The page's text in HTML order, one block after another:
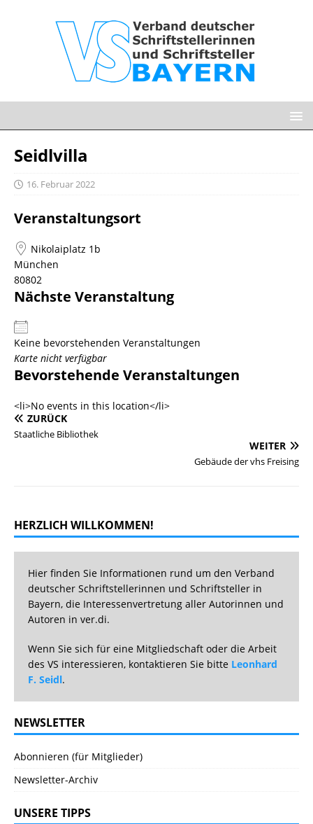
Seidlvilla
16. Februar 2022
Veranstaltungsort
Nikolaiplatz 1b
München
80802
Nächste Veranstaltung
Keine bevorstehenden Veranstaltungen
Karte nicht verfügbar
Bevorstehende Veranstaltungen
<li>No events in this location</li>
ZURÜCK
Staatliche Bibliothek
WEITER
Gebäude der vhs Freising
HERZLICH WILLKOMMEN!
Hier finden Sie Informationen rund um den Verband
deutscher Schriftstellerinnen und Schriftsteller in
Bayern, die Interessenvertretung aller Autorinnen und
Autoren in ver.di.
Wenn Sie sich für eine Mitgliedschaft oder die Arbeit
des VS interessieren, kontaktieren Sie bitte Leonhard
F. Seidl.
NEWSLETTER
Abonnieren (für Mitglieder)
Newsletter-Archiv
UNSERE TIPPS